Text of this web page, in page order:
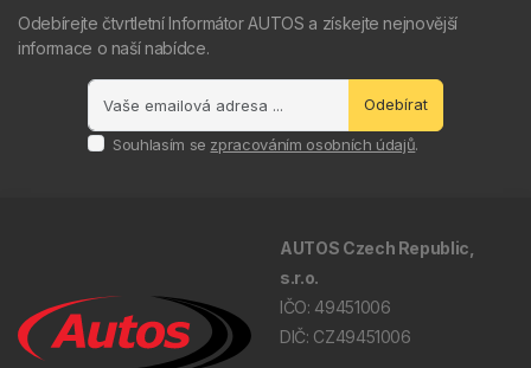
Odebírejte čtvrtletní Informátor AUTOS a získejte nejnovější
informace o naší nabídce.
Odebírat
Souhlasím se zpracováním osobních údajů.
AUTOS Czech Republic,
s.r.o.
IČO: 49451006
DIČ: CZ49451006